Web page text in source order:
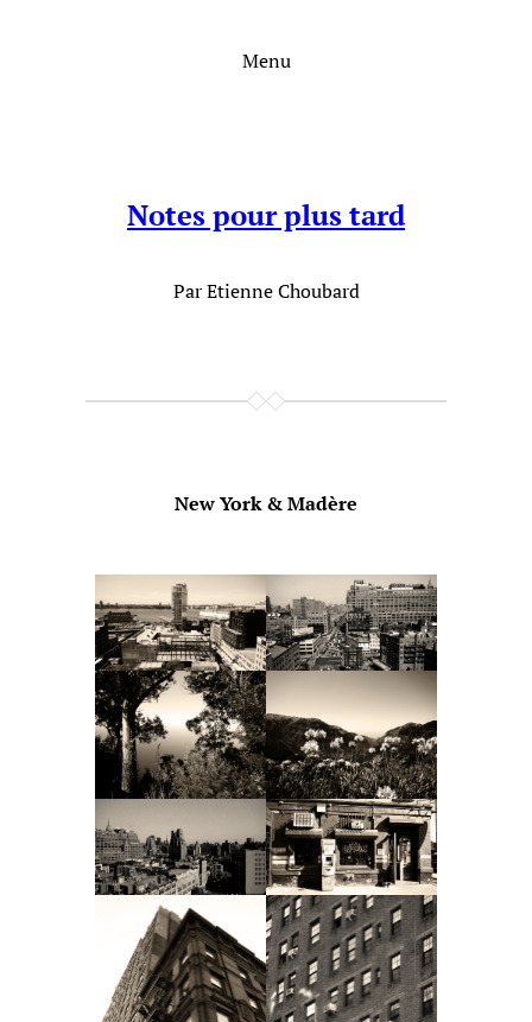
Menu
Notes pour plus tard
Par Etienne Choubard
New York & Madère